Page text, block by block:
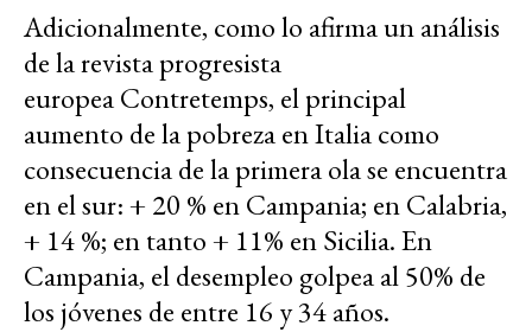
Adicionalmente, como lo afirma un análisis
de la revista progresista
europea Contretemps, el principal
aumento de la pobreza en Italia como
consecuencia de la primera ola se encuentra
en el sur: + 20 % en Campania; en Calabria,
+ 14 %; en tanto + 11% en Sicilia. En
Campania, el desempleo golpea al 50% de
los jóvenes de entre 16 y 34 años.